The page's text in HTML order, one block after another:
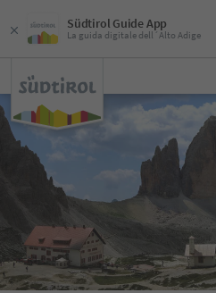
Südtirol Guide App
La guida digitale dell´Alto Adige